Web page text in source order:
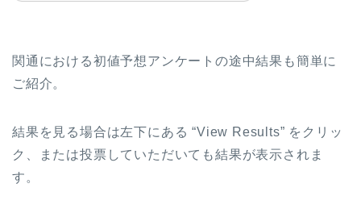
関通における初値予想アンケートの途中結果も簡単に
ご紹介。
結果を見る場合は左下にある “View Results” をクリッ
ク、または投票していただいても結果が表示されま
す。